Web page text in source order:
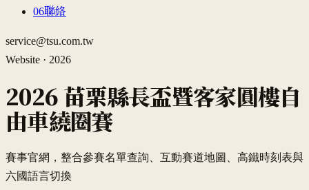
06聯絡
service@tsu.com.tw
Website · 2026
2026 苗栗縣長盃暨客家圓樓自
由車繞圈賽
賽事官網，整合參賽名單查詢、互動賽道地圖、高鐵時刻表與
六國語言切換